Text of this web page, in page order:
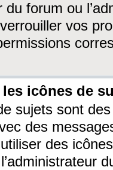
du forum ou
vos
icônes de
sujets sont
des
des